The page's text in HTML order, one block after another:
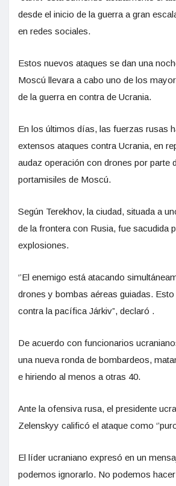
desde el inicio de la guerra a gran
en redes sociales.
Estos nuevos ataques se dan una
Moscú llevara a cabo uno de los
de la guerra en contra de Ucrania.
En los últimos días, las fuerzas rusas
extensos ataques contra Ucrania, en
audaz operación con drones por parte
portamisiles de Moscú.
Según Terekhov, la ciudad, situada a
de la frontera con Rusia, fue sacudida
explosiones.
‘’El enemigo está atacando
drones y bombas aéreas guiadas.
contra la pacífica Járkiv”, declaró .
De acuerdo con funcionarios
una nueva ronda de bombardeos,
e hiriendo al menos a otras 40.
Ante la ofensiva rusa, el presidente
Zelenskyy calificó el ataque como
El líder ucraniano expresó en un
podemos ignorarlo. No podemos